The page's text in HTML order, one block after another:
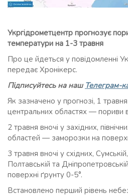
Укргідрометцентр прогнозує
температури на 1-3 травня
Про це йдеться у повідомленні
передає Хронікерс.
Підписуйтесь на наш Телеграм-
Як зазначено у прогнозі, 1
центральних областях — пориви
2 травня вночі у західних,
областей — заморозки на
3 травня вночі у східних, Сумській,
Полтавській та
поверхні ґрунту 0-5°.
Встановлено перший рівень